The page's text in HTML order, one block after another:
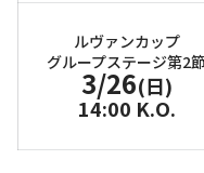
ルヴァンカップ
グループステージ第2
3/26(日)
14:00 K.O.